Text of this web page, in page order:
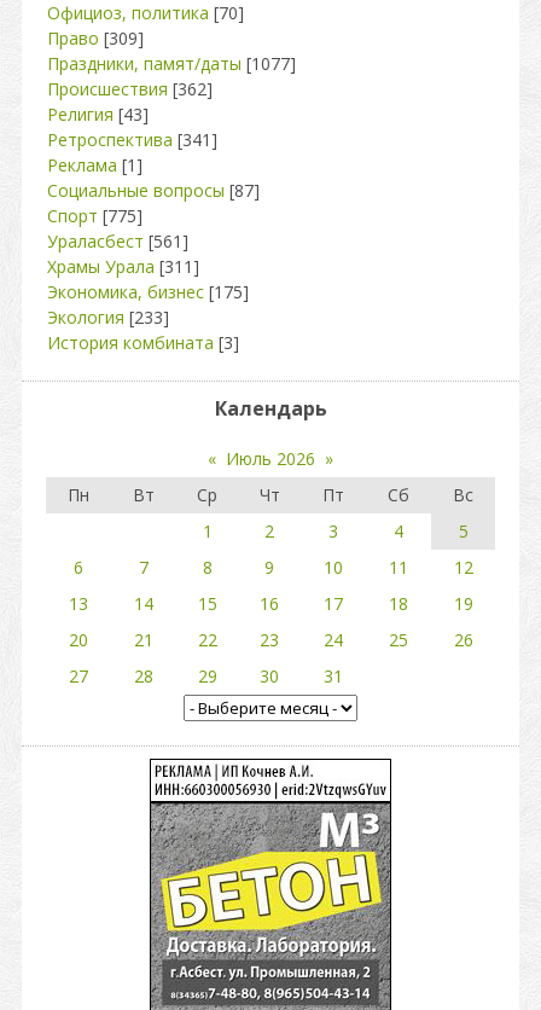
Официоз, политика [70]
Право [309]
Праздники, памят/даты [1077]
Происшествия [362]
Религия [43]
Ретроспектива [341]
Реклама [1]
Социальные вопросы [87]
Спорт [775]
Ураласбест [561]
Храмы Урала [311]
Экономика, бизнес [175]
Экология [233]
История комбината [3]
Календарь
« Июль 2026 »
Пн
Вт Ср Чт Пт Сб
Вс
1
2 3 4
5
6
7 8 9 10 11
12
13
14 15 16 17 18
19
20
21 22 23 24 25
26
27
28 29 30 31